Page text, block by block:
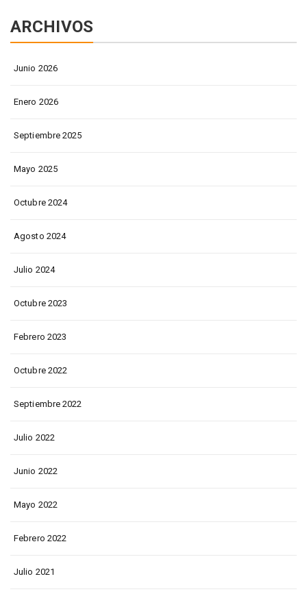
ARCHIVOS
Junio 2026
Enero 2026
Septiembre 2025
Mayo 2025
Octubre 2024
Agosto 2024
Julio 2024
Octubre 2023
Febrero 2023
Octubre 2022
Septiembre 2022
Julio 2022
Junio 2022
Mayo 2022
Febrero 2022
Julio 2021